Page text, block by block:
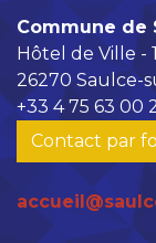
Commune de
Hôtel de Ville -
26270 Saulce-
+33 4 75 63 00
Contact par